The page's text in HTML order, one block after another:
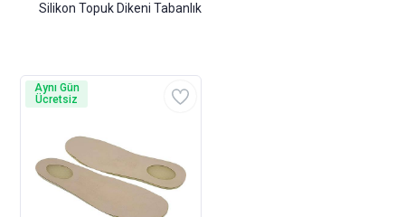
Silikon Topuk Dikeni Tabanlık
Aynı Gün
Ücretsiz